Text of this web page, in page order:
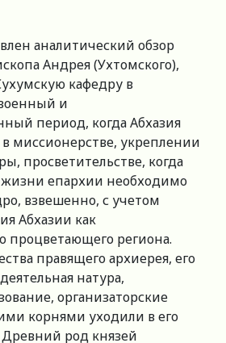
аналитический обзор
Андрея (Ухтомского),
кафедру в
и
период, когда Абхазия
миссионерстве, укреплении
просветительстве, когда
епархии необходимо
взвешенно, с учетом
Абхазии как
процветающего региона.
правящего архиерея, его
натура,
организаторские
корнями уходили в его
род князей